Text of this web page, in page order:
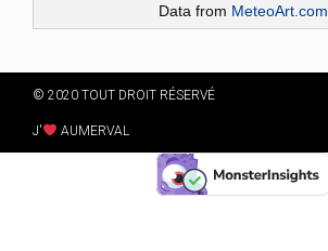
Data from MeteoArt.com
© 2020 TOUT DROIT RÉSERVÉ
J' AUMERVAL